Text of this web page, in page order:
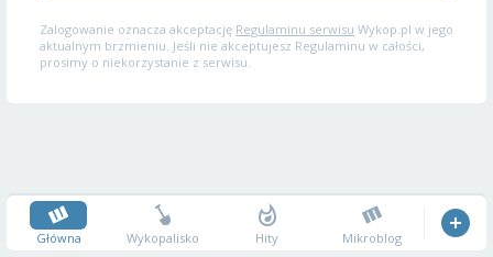
Zalogowanie oznacza akceptację Regulaminu serwisu Wykop.pl w jego
aktualnym brzmieniu. Jeśli nie akceptujesz Regulaminu w całości,
prosimy o niekorzystanie z serwisu.
Główna Wykopalisko Hity Mikroblog